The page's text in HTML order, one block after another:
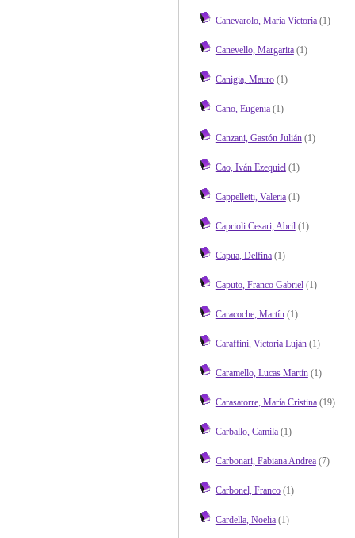
Canevarolo, María Victoria(1)
Canevello, Margarita(1)
Canigia, Mauro(1)
Cano, Eugenia(1)
Canzani, Gastón Julián(1)
Cao, Iván Ezequiel(1)
Cappelletti, Valeria(1)
Caprioli Cesari, Abril(1)
Capua, Delfina(1)
Caputo, Franco Gabriel(1)
Caracoche, Martín(1)
Caraffini, Victoria Luján(1)
Caramello, Lucas Martín(1)
Carasatorre, María Cristina(19)
Carballo, Camila(1)
Carbonari, Fabiana Andrea(7)
Carbonel, Franco(1)
Cardella, Noelia(1)